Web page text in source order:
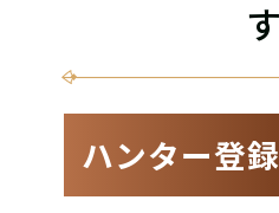
す
ハンター登